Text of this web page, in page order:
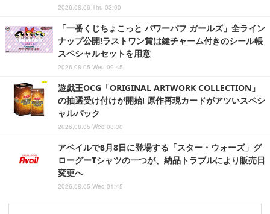
2026.08.06 Thu 03:00
「一番くじちょこっと パワーパフ ガールズ」全ライン
ナップ公開!ラストワン賞は鍵チャーム付きのシール帳
スペシャルセットを用意
2026.08.05 Wed 09:45
遊戯王OCG「ORIGINAL ARTWORK COLLECTION」
の抽選受け付けが開始! 原作再現カードがアツいスペシ
ャルパック
2026.08.05 Wed 08:30
アベイルで8月8日に登場する「スター・ウォーズ」グ
ローグーTシャツの一つが、納品トラブルにより販売日
変更へ
2026.08.05 Wed 01:45